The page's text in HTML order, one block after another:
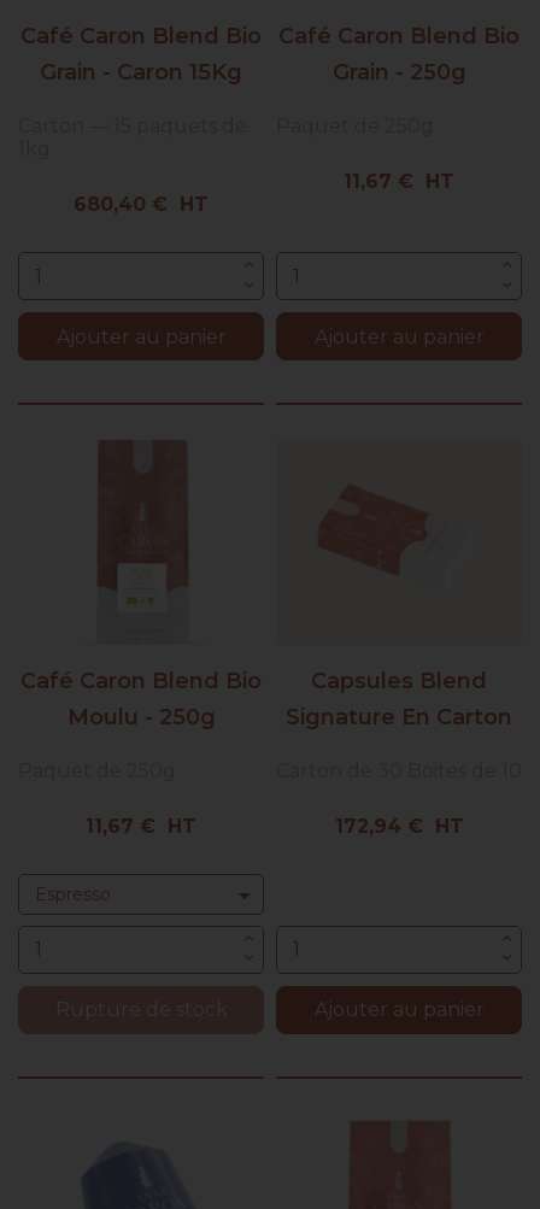
Café Caron Blend Bio
Grain - Caron 15Kg
Prix
680,40 € HT
Ajouter au panier
Café Caron Blend Bio
Grain - 250g
Prix
11,67 € HT
Ajouter au panier
Café Caron Blend Bio
Moulu - 250g
Prix
11,67 € HT
Capsules Blend
Signature En Carton
Prix
172,94 € HT
Ajouter au panier